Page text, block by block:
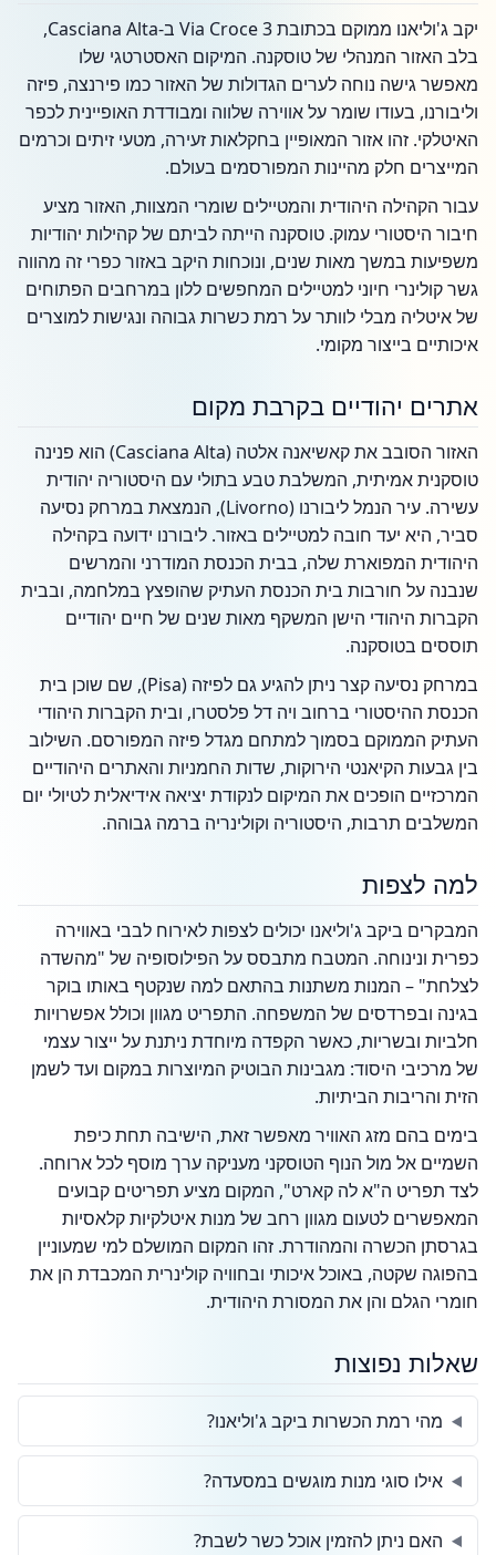
יקב ג'וליאנו ממוקם בכתובת Via Croce 3 ב-Casciana Alta,
בלב האזור המנהלי של טוסקנה. המיקום האסטרטגי שלו
מאפשר גישה נוחה לערים הגדולות של האזור כמו פירנצה, פיזה
וליבורנו, בעודו שומר על אווירה שלווה ומבודדת האופיינית לכפר
האיטלקי. זהו אזור המאופיין בחקלאות זעירה, מטעי זיתים וכרמים
המייצרים חלק מהיינות המפורסמים בעולם.
עבור הקהילה היהודית והמטיילים שומרי המצוות, האזור מציע
חיבור היסטורי עמוק. טוסקנה הייתה לביתם של קהילות יהודיות
משפיעות במשך מאות שנים, ונוכחות היקב באזור כפרי זה מהווה
גשר קולינרי חיוני למטיילים המחפשים ללון במרחבים הפתוחים
של איטליה מבלי לוותר על רמת כשרות גבוהה ונגישות למוצרים
איכותיים בייצור מקומי.
אתרים יהודיים בקרבת מקום
האזור הסובב את קאשיאנה אלטה (Casciana Alta) הוא פנינה
טוסקנית אמיתית, המשלבת טבע בתולי עם היסטוריה יהודית
עשירה. עיר הנמל ליבורנו (Livorno), הנמצאת במרחק נסיעה
סביר, היא יעד חובה למטיילים באזור. ליבורנו ידועה בקהילה
היהודית המפוארת שלה, בבית הכנסת המודרני והמרשים
שנבנה על חורבות בית הכנסת העתיק שהופצץ במלחמה, ובבית
הקברות היהודי הישן המשקף מאות שנים של חיים יהודיים
תוססים בטוסקנה.
במרחק נסיעה קצר ניתן להגיע גם לפיזה (Pisa), שם שוכן בית
הכנסת ההיסטורי ברחוב ויה דל פלסטרו, ובית הקברות היהודי
העתיק הממוקם בסמוך למתחם מגדל פיזה המפורסם. השילוב
בין גבעות הקיאנטי הירוקות, שדות החמניות והאתרים היהודיים
המרכזיים הופכים את המיקום לנקודת יציאה אידיאלית לטיולי יום
המשלבים תרבות, היסטוריה וקולינריה ברמה גבוהה.
למה לצפות
המבקרים ביקב ג'וליאנו יכולים לצפות לאירוח לבבי באווירה
כפרית ונינוחה. המטבח מתבסס על הפילוסופיה של "מהשדה
לצלחת" – המנות משתנות בהתאם למה שנקטף באותו בוקר
בגינה ובפרדסים של המשפחה. התפריט מגוון וכולל אפשרויות
חלביות ובשריות, כאשר הקפדה מיוחדת ניתנת על ייצור עצמי
של מרכיבי היסוד: מגבינות הבוטיק המיוצרות במקום ועד לשמן
הזית והריבות הביתיות.
בימים בהם מזג האוויר מאפשר זאת, הישיבה תחת כיפת
השמיים אל מול הנוף הטוסקני מעניקה ערך מוסף לכל ארוחה.
לצד תפריט ה"א לה קארט", המקום מציע תפריטים קבועים
המאפשרים לטעום מגוון רחב של מנות איטלקיות קלאסיות
בגרסתן הכשרה והמהודרת. זהו המקום המושלם למי שמעוניין
בהפוגה שקטה, באוכל איכותי ובחוויה קולינרית המכבדת הן את
חומרי הגלם והן את המסורת היהודית.
שאלות נפוצות
מהי רמת הכשרות ביקב ג'וליאנו?
אילו סוגי מנות מוגשים במסעדה?
האם ניתן להזמין אוכל כשר לשבת?